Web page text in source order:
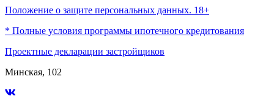
Положение о защите персональных данных. 18+
* Полные условия программы ипотечного кредитования
Проектные декларации застройщиков
Минская, 102